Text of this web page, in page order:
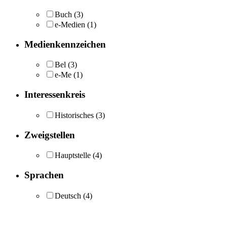
Buch (3)
e-Medien (1)
Medienkennzeichen
Bel (3)
e-Me (1)
Interessenkreis
Historisches (3)
Zweigstellen
Hauptstelle (4)
Sprachen
Deutsch (4)